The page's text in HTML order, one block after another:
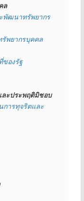
ล
พัฒนาทรัพยากร
พยากรบุคคล
ของรัฐ
ละประพฤติมิชอบ
การทุจริตและ